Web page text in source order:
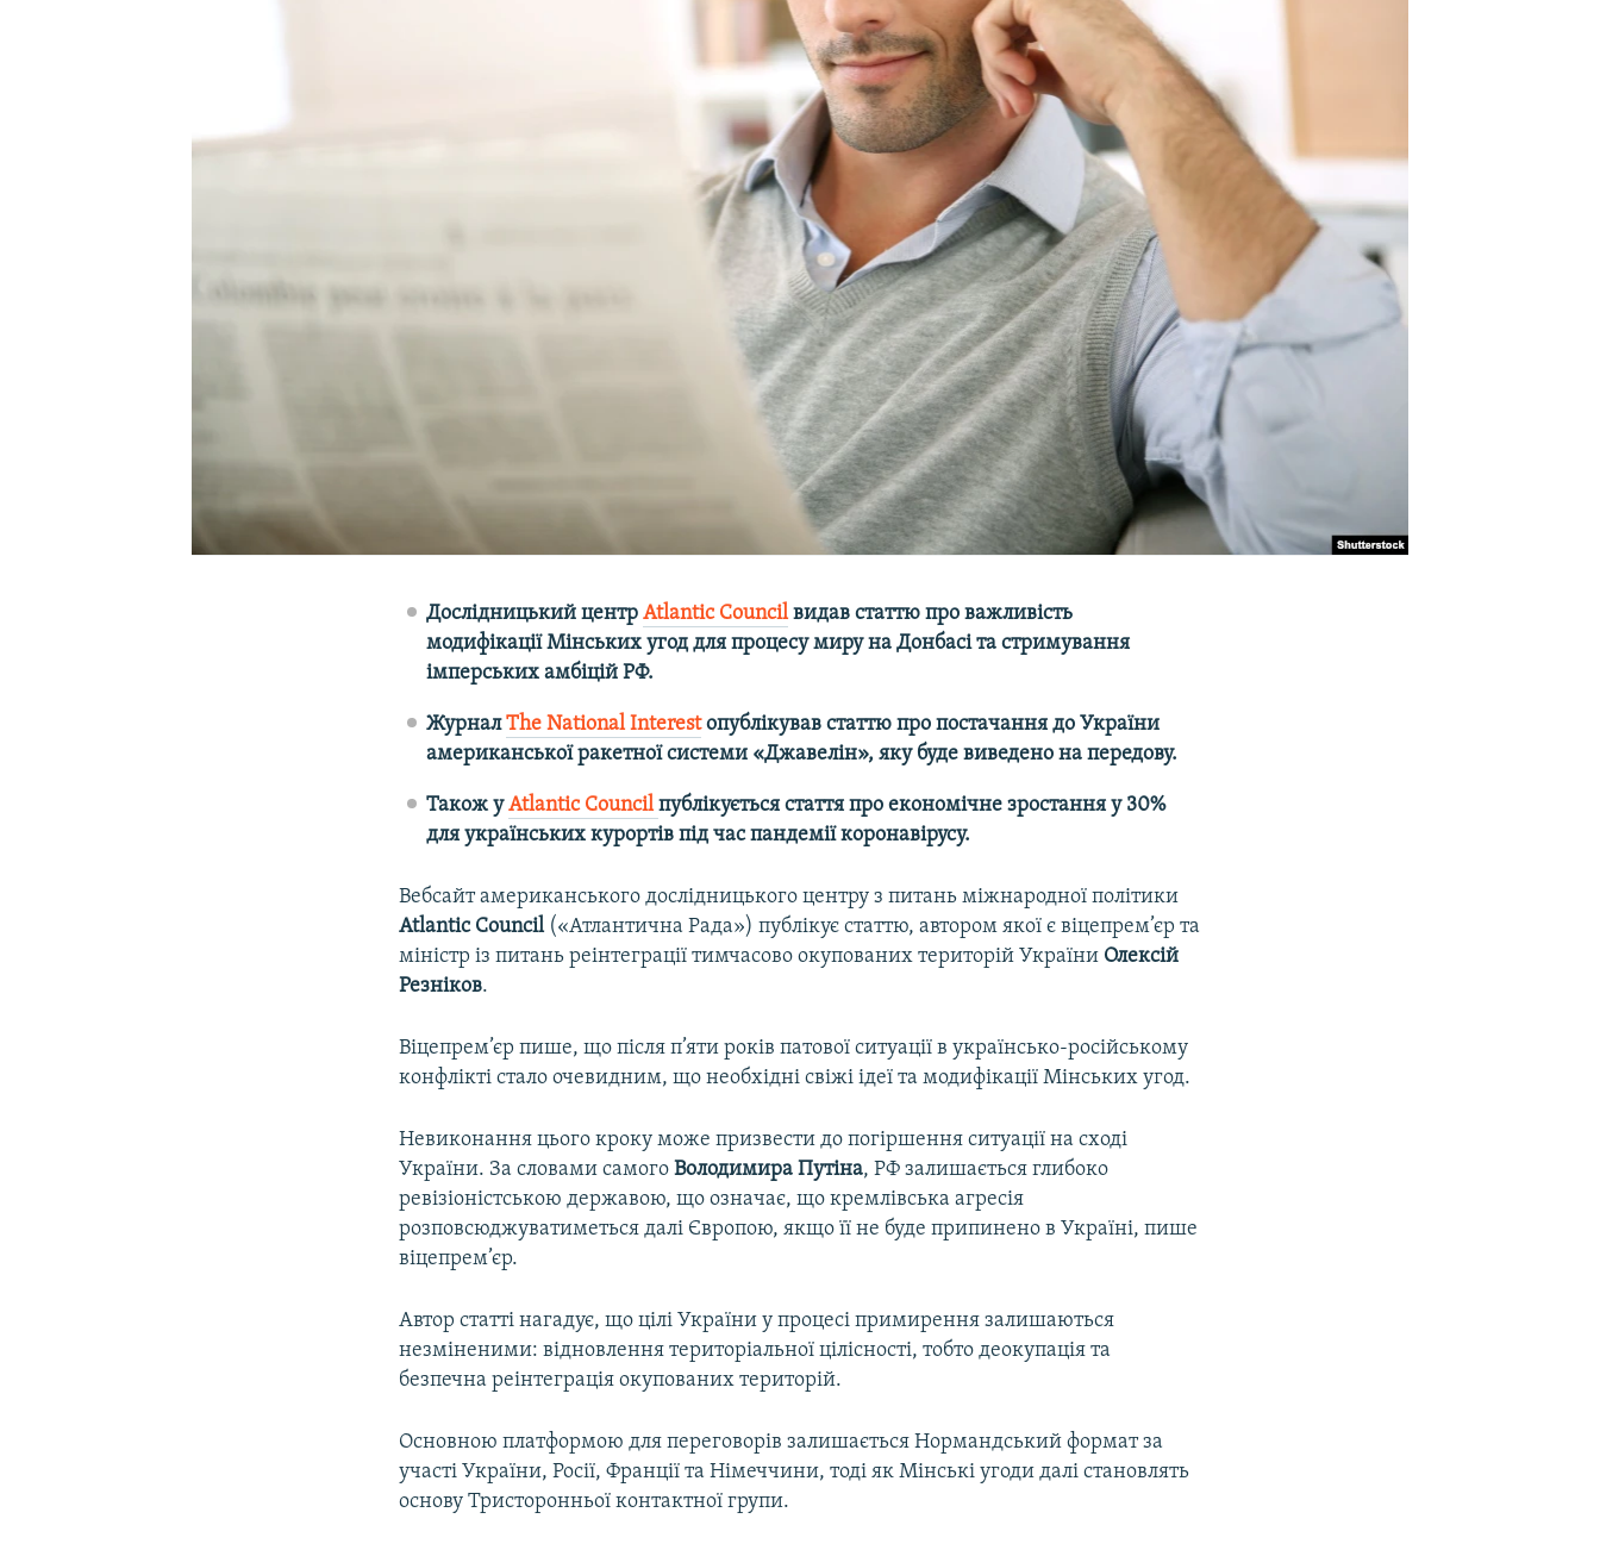
Дослідницький центр Atlantic Council видав статтю про важливість
модифікації Мінських угод для процесу миру на Донбасі та стримування
імперських амбіцій РФ.
ЖурналThe National Interest опублікував статтю про постачання до України
американської ракетної системи «Джавелін», яку буде виведено на передову.
Також уAtlantic Councilпублікується стаття про економічне зростання у 30%
для українських курортів під час пандемії коронавірусу.
Вебсайт американського дослідницького центру з питань міжнародної політики
Atlantic Council («Атлантична Рада») публікує статтю, автором якої є віцепрем’єр та
міністр із питань реінтеграції тимчасово окупованих територій України Олексій
Резніков.
Віцепрем’єр пише, що після п’яти років патової ситуації в українсько-російському
конфлікті стало очевидним, що необхідні свіжі ідеї та модифікації Мінських угод.
Невиконання цього кроку може призвести до погіршення ситуації на сході
України. За словами самогоВолодимира Путіна, РФ залишається глибоко
ревізіоністською державою, що означає, що кремлівська агресія
розповсюджуватиметься далі Європою, якщо її не буде припинено в Україні, пише
віцепрем’єр.
Автор статті нагадує, що цілі України у процесі примирення залишаються
незміненими: відновлення територіальної цілісності, тобто деокупація та
безпечна реінтеграція окупованих територій.
Основною платформою для переговорів залишається Нормандський формат за
участі України, Росії, Франції та Німеччини, тоді як Мінські угоди далі становлять
основу Тристоронньої контактної групи.